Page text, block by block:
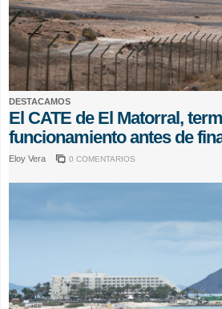
DESTACAMOS
El CATE de El Matorral,
funcionamiento antes de
Eloy Vera 0 COMENTARIOS